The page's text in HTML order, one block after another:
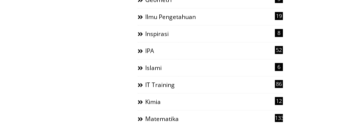
Ilmu Pengetahuan 19
Inspirasi 8
IPA 52
Islami 6
IT Training 86
Kimia 12
Matematika 133